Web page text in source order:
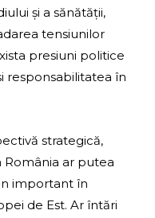
și a sănătății,
tensiunilor
presiuni politice
responsabilitatea în
strategică,
ar putea
important în
de Est. Ar întări